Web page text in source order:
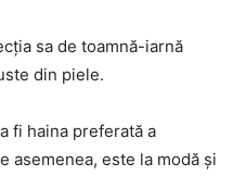
sa de toamnă-iarnă
din piele.
fi haina preferată a
asemenea, este la modă și